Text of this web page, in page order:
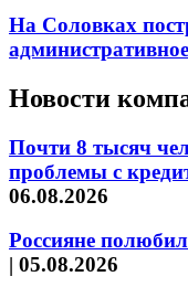
На Соловках
Новости
Почти 8 тысяч
проблемы с
06.08.2026
Россияне
| 05.08.2026